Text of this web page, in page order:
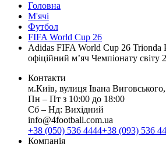
Головна
М'ячі
Футбол
FIFA World Cup 26
Adidas FIFA World Cup 26
офіційний м’яч Чемпіонату світу
Контакти
м.Київ, вулиця Івана
Пн ‒ Пт з 10:00 до 18:00
Сб ‒ Нд: Вихідний
info@4football.com.ua
+38 (050) 536 4444+38 (093) 536
Компанія